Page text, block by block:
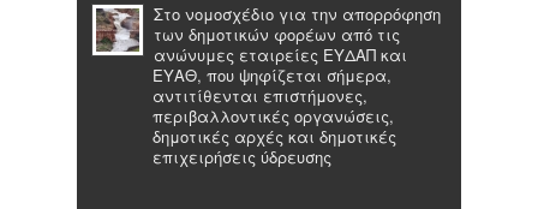
Στο νομοσχέδιο για την απορρόφηση
των δημοτικών φορέων από τις
ανώνυμες εταιρείες ΕΥΔΑΠ και
ΕΥΑΘ, που ψηφίζεται σήμερα,
αντιτίθενται επιστήμονες,
περιβαλλοντικές οργανώσεις,
δημοτικές αρχές και δημοτικές
επιχειρήσεις ύδρευσης